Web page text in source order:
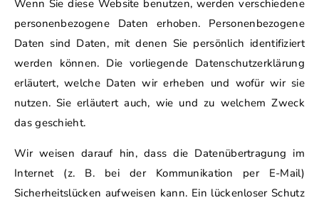
Wenn Sie diese Website benutzen, werden verschiedene
personenbezogene Daten erhoben. Personenbezogene
Daten sind Daten, mit denen Sie persönlich identifiziert
werden können. Die vorliegende Datenschutzerklärung
erläutert, welche Daten wir erheben und wofür wir sie
nutzen. Sie erläutert auch, wie und zu welchem Zweck
das geschieht.
Wir weisen darauf hin, dass die Datenübertragung im
Internet (z. B. bei der Kommunikation per E-Mail)
Sicherheitslücken aufweisen kann. Ein lückenloser Schutz